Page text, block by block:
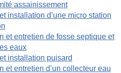
assainissement
installation d’une micro station
et entretien de fosse septique et
eaux
installation puisard
et entretien d’un collecteur eau